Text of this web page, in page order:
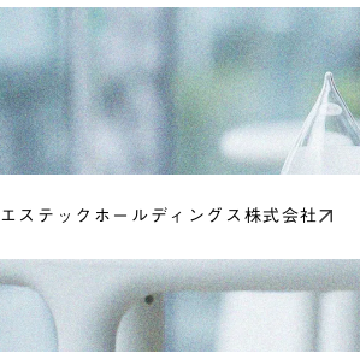
エステックホールディングス株式会社